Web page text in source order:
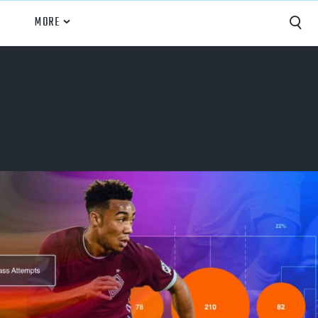
MORE
Opponent Scouting
Training and Drills
Coaching
Culture
News